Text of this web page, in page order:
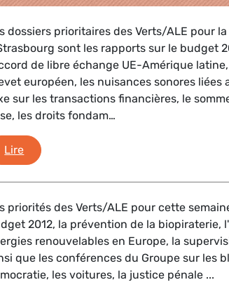
dossiers prioritaires des Verts/ALE pour
sont les rapports sur le budget
de libre échange UE-Amérique
européen, les nuisances sonores liées
sur les transactions financières, le
les droits fondam…
LireFlash Strasbourg
priorités des Verts/ALE pour cette
2012, la prévention de la biopiraterie,
renouvelables en Europe, la
que les conférences du Groupe sur les
les voitures, la justice pénale ...